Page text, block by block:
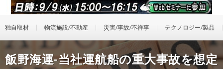
独自取材 物流施設/不動産 災害/事故/不祥事 テクノロジー/製品
飯野海運-当社運航船の重大事故を想定